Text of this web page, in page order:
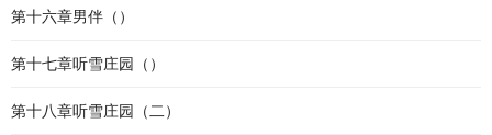
第十六章男伴（）
第十七章听雪庄园（）
第十八章听雪庄园（二）